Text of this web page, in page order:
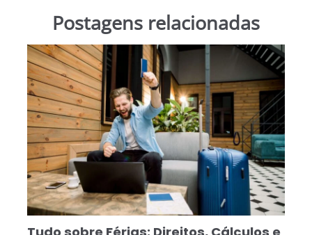
Postagens relacionadas